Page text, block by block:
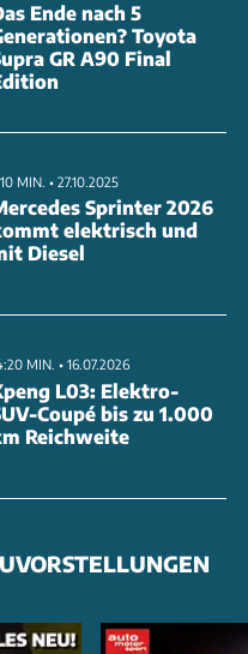
Ende nach 5
Toyota
GR A90 Final
MIN. • 27.10.2025
Sprinter 2026
elektrisch und
Diesel
MIN. • 16.07.2026
L03: Elektro-
Coupé bis zu 1.000
Reichweite